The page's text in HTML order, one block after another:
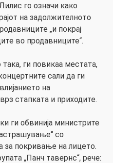
го означи како
на задолжителното
„и покрај
во продавниците“.
ги повикаа местата,
сали да ги
на
стапката и приходите.
ги обвинија министрите
со
за покривање на лицето.
„Панч тавернс“, рече: